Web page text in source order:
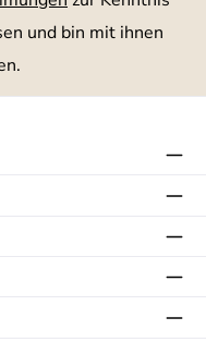
und bin mit ihnen